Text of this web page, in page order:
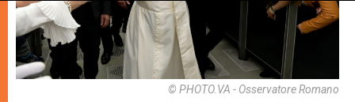
© PHOTO.VA - Osservatore Romano